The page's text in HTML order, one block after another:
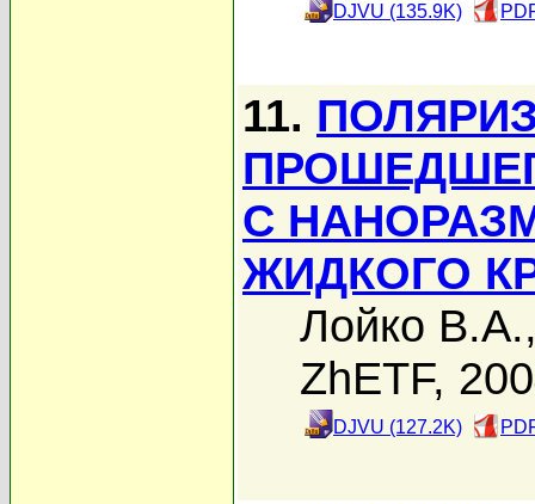
DJVU (135.9K)
11.
С
ЖИДКОГО
Лойко В.А.
ZhETF,
DJVU (127.2K)